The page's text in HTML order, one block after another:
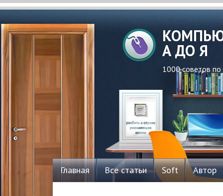
А ДО Я
1000 советов
Главная Все статьи Soft Автор